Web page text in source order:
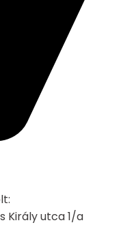
Király utca 1/a